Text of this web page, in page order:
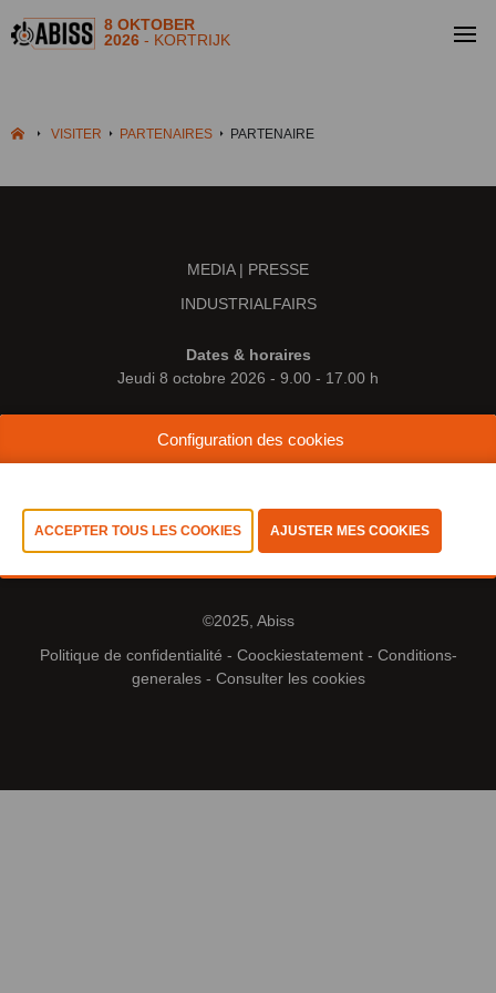
8 OKTOBER
2026- KORTRIJK
VISITER PARTENAIRES PARTENAIRE
MEDIA | PRESSE
INDUSTRIALFAIRS
Dates & horaires
Jeudi 8 octobre 2026 - 9.00 - 17.00 h
Kortrijk Xpo
©2025, Abiss
Politique de confidentialité - Coockiestatement- Conditions-
generales- Consulter les cookies
Configuration des cookies